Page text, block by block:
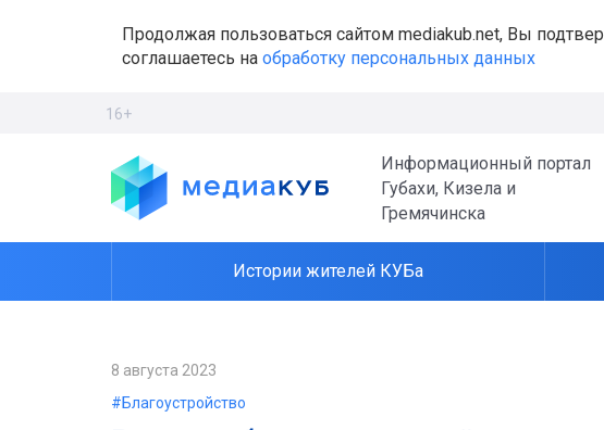
Продолжая пользоваться сайтом mediakub.net, Вы
соглашаетесь на обработку персональных данных
16+
Информационный портал
Губахи, Кизела и
Гремячинска
Истории жителей КУБа
8 августа 2023
#Благоустройство